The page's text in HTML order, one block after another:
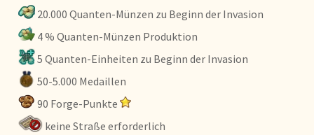
20.000 Quanten-Münzen zu Beginn der Invasion
4 % Quanten-Münzen Produktion
5 Quanten-Einheiten zu Beginn der Invasion
50-5.000 Medaillen
90 Forge-Punkte
keine Straße erforderlich